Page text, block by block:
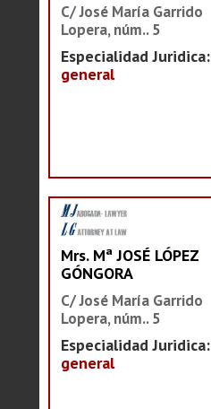
C/ José María Garrido
Lopera, núm.. 5
Especialidad Juridica:
general
Mrs. Mª JOSÉ LÓPEZ
GÓNGORA
C/ José María Garrido
Lopera, núm.. 5
Especialidad Juridica:
general